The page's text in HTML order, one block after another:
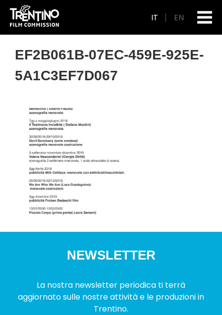
IT EN
EF2B061B-07EC-459E-925E-
5A1C3EF7D067
NEWSLETTER
La nostra newsletter periodica ti terrà
aggiornato sulle nostre attività e le produzioni in
Trentino.